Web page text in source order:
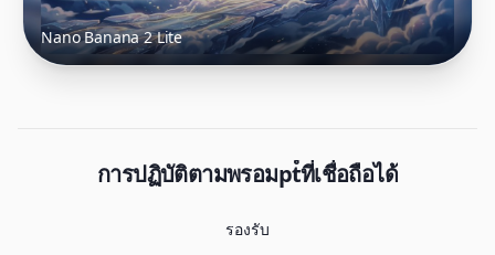
Nano Banana 2 Lite
การปฏิบัติตามพรอมpt์ที่เชื่อถือได้
รองรับ